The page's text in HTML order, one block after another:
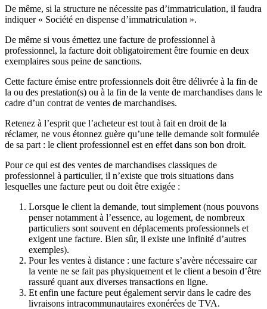
De même, si la structure ne nécessite pas d’immatriculation, il faudra
indiquer « Société en dispense d’immatriculation ».
De même si vous émettez une facture de professionnel à
professionnel, la facture doit obligatoirement être fournie en deux
exemplaires sous peine de sanctions.
Cette facture émise entre professionnels doit être délivrée à la fin de
la ou des prestation(s) ou à la fin de la vente de marchandises dans le
cadre d’un contrat de ventes de marchandises.
Retenez à l’esprit que l’acheteur est tout à fait en droit de la
réclamer, ne vous étonnez guère qu’une telle demande soit formulée
de sa part : le client professionnel est en effet dans son bon droit.
Pour ce qui est des ventes de marchandises classiques de
professionnel à particulier, il n’existe que trois situations dans
lesquelles une facture peut ou doit être exigée :
Lorsque le client la demande, tout simplement (nous pouvons
penser notamment à l’essence, au logement, de nombreux
particuliers sont souvent en déplacements professionnels et
exigent une facture. Bien sûr, il existe une infinité d’autres
exemples).
Pour les ventes à distance : une facture s’avère nécessaire car
la vente ne se fait pas physiquement et le client a besoin d’être
rassuré quant aux diverses transactions en ligne.
Et enfin une facture peut également servir dans le cadre des
livraisons intracommunautaires exonérées de TVA.